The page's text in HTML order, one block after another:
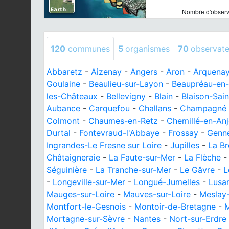
Nombre
120 communes 5 organismes 70
Abbaretz - Aizenay - Angers - Aron -
Goulaine - Beaulieu-sur-Layon - Beaupréau-
les-Châteaux - Bellevigny - Blain - Blaison-
Aubance - Carquefou - Challans - Champagné
Colmont - Chaumes-en-Retz - Chemillé-en-
Durtal - Fontevraud-l'Abbaye - Frossay -
Ingrandes-Le Fresne sur Loire - Jupilles - La
Châtaigneraie - La Faute-sur-Mer - La Flèche -
Séguinière - La Tranche-sur-Mer - Le Gâvre -
- Longeville-sur-Mer - Longué-Jumelles -
Mauges-sur-Loire - Mauves-sur-Loire -
Montfort-le-Gesnois - Montoir-de-Bretagne -
Mortagne-sur-Sèvre - Nantes - Nort-sur-Erdre